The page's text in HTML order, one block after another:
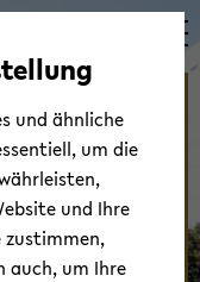
für Didaktik der
und ähnliche
um die
und Ihre
zustimmen,
auch, um Ihre